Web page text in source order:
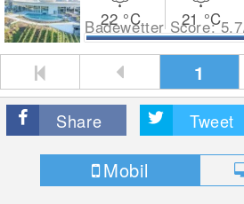
Badewetter Score:
22 °C 21 °C
1
Share Tweet
Mobil